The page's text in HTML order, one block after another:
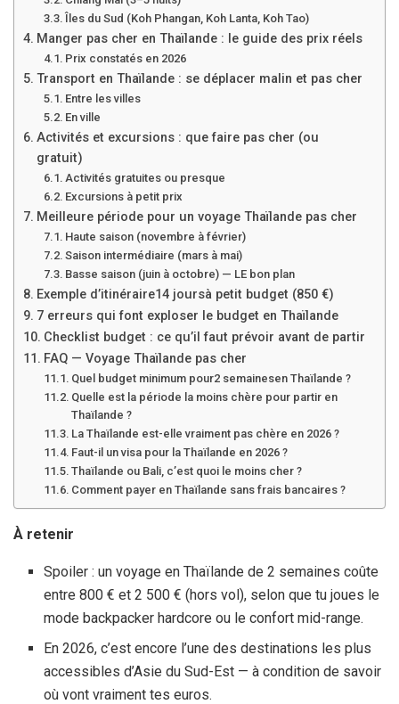
Îles du Sud (Koh Phangan, Koh Lanta, Koh Tao)
Manger pas cher en Thaïlande : le guide des prix réels
Prix constatés en 2026
Transport en Thaïlande : se déplacer malin et pas cher
Entre les villes
En ville
Activités et excursions : que faire pas cher (ou
gratuit)
Activités gratuites ou presque
Excursions à petit prix
Meilleure période pour un voyage Thaïlande pas cher
Haute saison (novembre à février)
Saison intermédiaire (mars à mai)
Basse saison (juin à octobre) — LE bon plan
Exemple d’itinéraire14 joursà petit budget (850 €)
7 erreurs qui font exploser le budget en Thaïlande
Checklist budget : ce qu’il faut prévoir avant de partir
FAQ — Voyage Thaïlande pas cher
Quel budget minimum pour2 semainesen Thaïlande ?
Quelle est la période la moins chère pour partir en
Thaïlande ?
La Thaïlande est-elle vraiment pas chère en 2026 ?
Faut-il un visa pour la Thaïlande en 2026 ?
Thaïlande ou Bali, c’est quoi le moins cher ?
Comment payer en Thaïlande sans frais bancaires ?
À retenir
Spoiler : un voyage en Thaïlande de 2 semaines coûte
entre 800 € et 2 500 € (hors vol), selon que tu joues le
mode backpacker hardcore ou le confort mid-range.
En 2026, c’est encore l’une des destinations les plus
accessibles d’Asie du Sud-Est — à condition de savoir
où vont vraiment tes euros.